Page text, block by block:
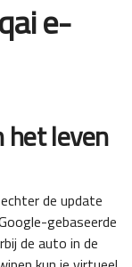
e-
het leven
de update
gebaseerde
de auto in de